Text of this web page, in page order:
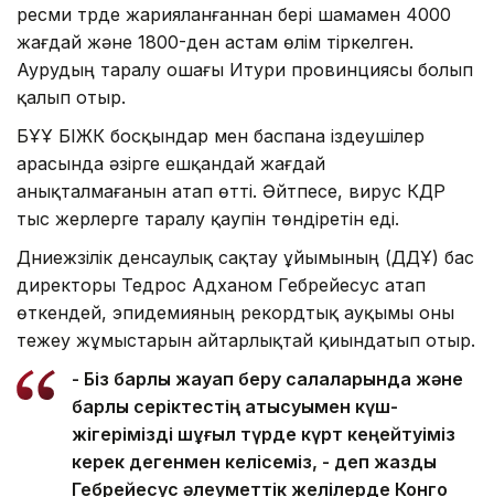
ресми түрде жарияланғаннан бері шамамен 4000
жағдай және 1800-ден астам өлім тіркелген.
Аурудың таралу ошағы Итури провинциясы болып
қалып отыр.
БҰҰ БІЖК босқындар мен баспана іздеушілер
арасында әзірге ешқандай жағдай
анықталмағанын атап өтті. Әйтпесе, вирус КДР
тыс жерлерге таралу қаупін төндіретін еді.
Дүниежүзілік денсаулық сақтау ұйымының (ДДҰ) бас
директоры Тедрос Адханом Гебрейесус атап
өткендей, эпидемияның рекордтық ауқымы оны
тежеу жұмыстарын айтарлықтай қиындатып отыр.
- Біз барлық жауап беру салаларында және
барлық серіктестің қатысуымен күш-
жігерімізді шұғыл түрде күрт кеңейтуіміз
керек дегенмен келісеміз, - деп жазды
Гебрейесус әлеуметтік желілерде Конго